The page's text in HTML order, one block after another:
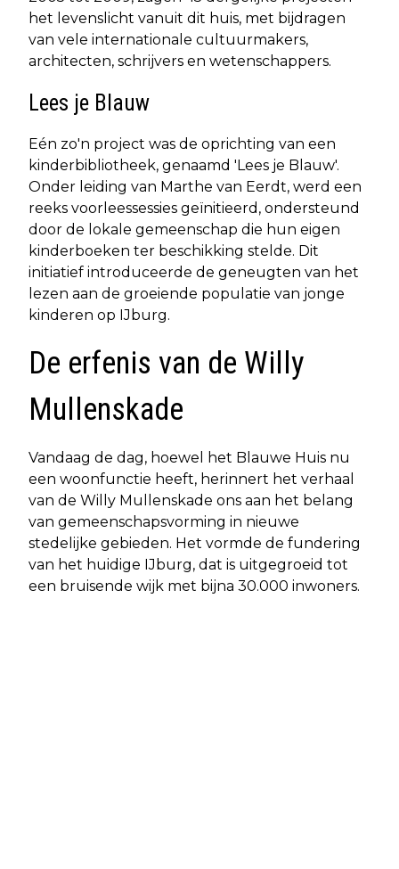
het levenslicht vanuit dit huis, met bijdragen
van vele internationale cultuurmakers,
architecten, schrijvers en wetenschappers.
Lees je Blauw
Eén zo'n project was de oprichting van een
kinderbibliotheek, genaamd 'Lees je Blauw'.
Onder leiding van Marthe van Eerdt, werd een
reeks voorleessessies geïnitieerd, ondersteund
door de lokale gemeenschap die hun eigen
kinderboeken ter beschikking stelde. Dit
initiatief introduceerde de geneugten van het
lezen aan de groeiende populatie van jonge
kinderen op IJburg.
De erfenis van de Willy
Mullenskade
Vandaag de dag, hoewel het Blauwe Huis nu
een woonfunctie heeft, herinnert het verhaal
van de Willy Mullenskade ons aan het belang
van gemeenschapsvorming in nieuwe
stedelijke gebieden. Het vormde de fundering
van het huidige IJburg, dat is uitgegroeid tot
een bruisende wijk met bijna 30.000 inwoners.